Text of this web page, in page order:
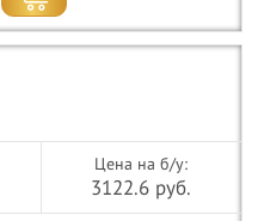
Цена на б/у:
3122.6 руб.